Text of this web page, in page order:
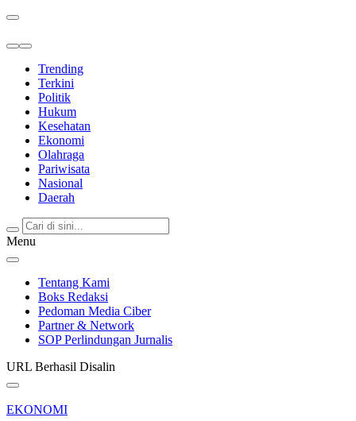
Trending
Terkini
Politik
Hukum
Kesehatan
Ekonomi
Olahraga
Pariwisata
Nasional
Daerah
Menu
Tentang Kami
Boks Redaksi
Pedoman Media Ciber
Partner & Network
SOP Perlindungan Jurnalis
URL Berhasil Disalin
EKONOMI